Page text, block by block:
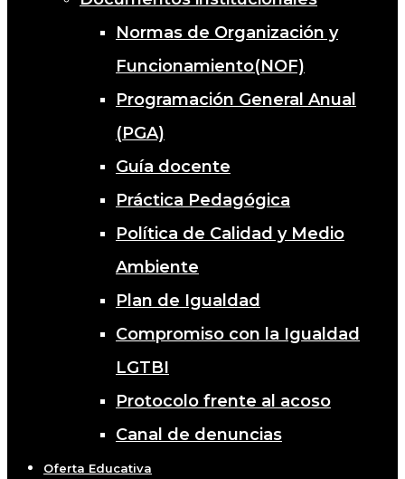
Normas de Organización y
Funcionamiento(NOF)
Programación General Anual
(PGA)
Guía docente
Práctica Pedagógica
Política de Calidad y Medio
Ambiente
Plan de Igualdad
Compromiso con la Igualdad
LGTBI
Protocolo frente al acoso
Canal de denuncias
Oferta Educativa